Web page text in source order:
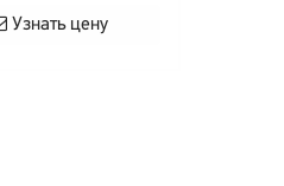
Узнать цену